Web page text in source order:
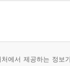
에서 제공하는 정